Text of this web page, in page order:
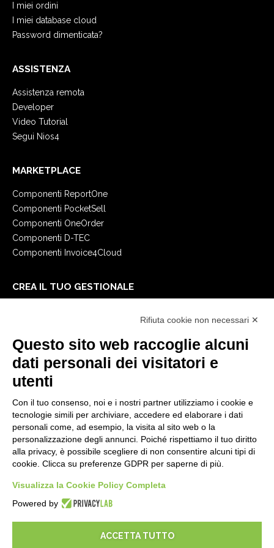
I miei ordini
I miei database cloud
Password dimenticata?
ASSISTENZA
Assistenza remota
Developer
Video Tutorial
Segui Nios4
MARKETPLACE
Componenti ReportOne
Componenti PocketSell
Componenti OneOrder
Componenti D-TEC
Componenti Invoice4Cloud
CREA IL TUO GESTIONALE
E-Book
Blog
NOTE LEGALI
Informative Privacy
Security Policy
Documentazione contrattuale e GDPR
Condizioni generali di fornitura
Condizioni di vendita
Condizioni del servizio di supporto
Impostazioni cookie
Rifiuta cookie non necessari ✕
Questo sito web raccoglie alcuni
dati personali dei visitatori e
utenti
Con il tuo consenso, noi e i nostri partner utilizziamo i cookie e
tecnologie simili per archiviare, accedere ed elaborare i dati
personali come, ad esempio, la visita al sito web o la
personalizzazione degli annunci. Poiché rispettiamo il tuo diritto
alla privacy, è possibile scegliere di non consentire alcuni tipi di
cookie. Clicca su preferenze GDPR per saperne di più.
Visualizza la Cookie Policy Completa
Powered by
ACCETTA TUTTO